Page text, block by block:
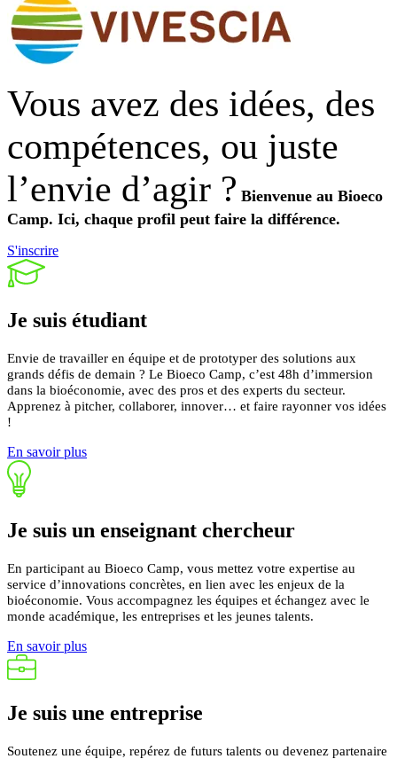
Vous avez des idées, des
compétences, ou juste
l’envie d’agir ? Bienvenue au Bioeco
Camp. Ici, chaque profil peut faire la différence.
S'inscrire
Je suis étudiant
Envie de travailler en équipe et de prototyper des solutions aux
grands défis de demain ? Le Bioeco Camp, c’est 48h d’immersion
dans la bioéconomie, avec des pros et des experts du secteur.
Apprenez à pitcher, collaborer, innover… et faire rayonner vos idées
!
En savoir plus
Je suis un enseignant chercheur
En participant au Bioeco Camp, vous mettez votre expertise au
service d’innovations concrètes, en lien avec les enjeux de la
bioéconomie. Vous accompagnez les équipes et échangez avec le
monde académique, les entreprises et les jeunes talents.
En savoir plus
Je suis une entreprise
Soutenez une équipe, repérez de futurs talents ou devenez partenaire